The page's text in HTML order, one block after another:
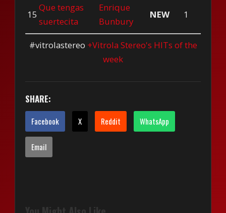
15
Que tengas
suertecita
Enrique
Bunbury
NEW 1
#vitrolastereo +Vitrola Stereo's HITs of the
week
SHARE:
Facebook X Reddit WhatsApp
Email